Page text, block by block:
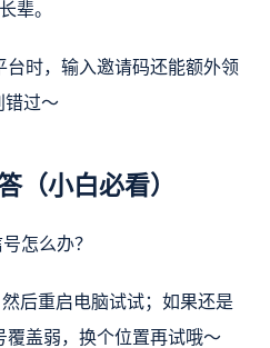
辈。
时，输入邀请码还能额外领
错过～
（小白必看）
怎么办？
后重启电脑试试；如果还是
覆盖弱，换个位置再试哦～